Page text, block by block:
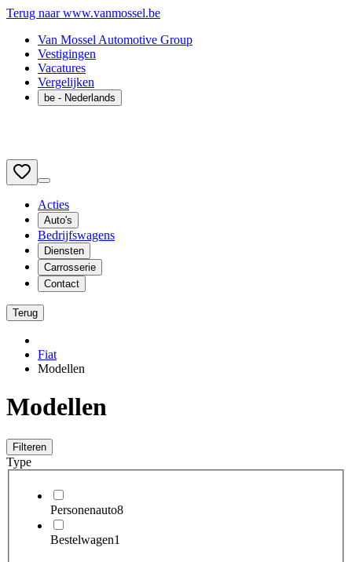
Terug naar www.vanmossel.be
Van Mossel Automotive Group
Vestigingen
Vacatures
Vergelijken
be - Nederlands
Acties
Auto's
Bedrijfswagens
Diensten
Carrosserie
Contact
Terug
Fiat
Modellen
Modellen
Filteren
Type
Personenauto8
Bestelwagen1